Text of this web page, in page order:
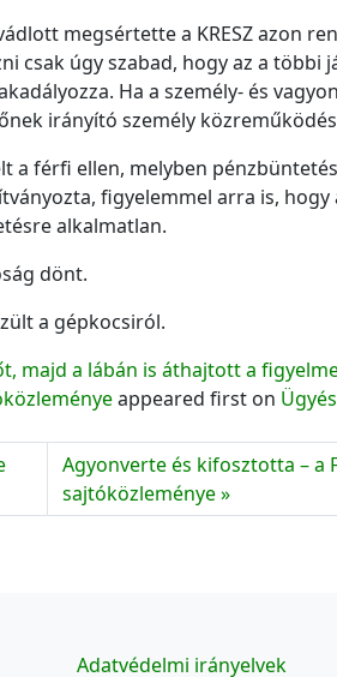
megsértette a KRESZ azon
csak úgy szabad, hogy az a többi
Ha a személy- és
irányító személy
a férfi ellen, melyben
figyelemmel arra is, hogy
alkalmatlan.
dönt.
a gépkocsiról.
majd a lábán is áthajtott a
appeared first on
Agyonverte és kifosztotta – a
sajtóközleménye
Adatvédelmi irányelvek